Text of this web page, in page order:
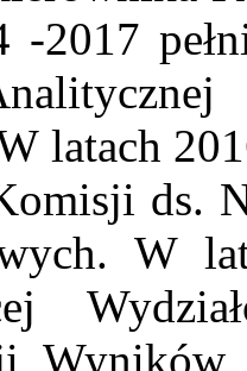
-2017
latach
ds.
W